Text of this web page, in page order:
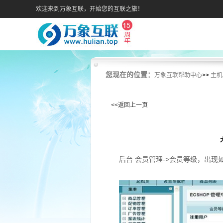
欢迎来到万象互联，开始您的互联之旅！
您现在的位置： 万象互联帮助中心>> 主
<<返回上一页
后台 会员管理->会员等级，出现